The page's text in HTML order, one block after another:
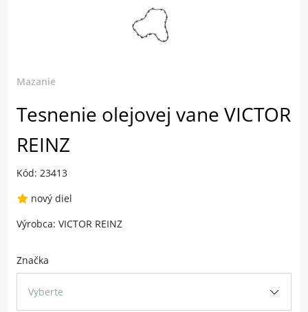
Mazanie
Tesnenie olejovej vane VICTOR
REINZ
Kód: 23413
nový diel
Výrobca: VICTOR REINZ
Značka
Vyberte